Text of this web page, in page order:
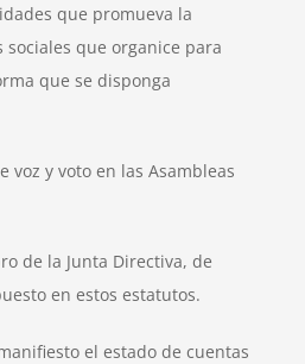
que promueva la
sociales que organice para
que se disponga
voz y voto en las Asambleas
de la Junta Directiva, de
en estos estatutos.
el estado de cuentas